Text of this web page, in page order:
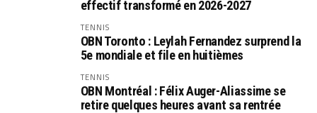
effectif transformé en 2026-2027
TENNIS
OBN Toronto : Leylah Fernandez surprend la
5e mondiale et file en huitièmes
TENNIS
OBN Montréal : Félix Auger-Aliassime se
retire quelques heures avant sa rentrée